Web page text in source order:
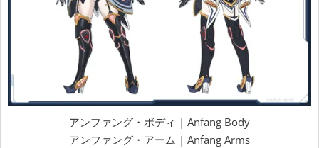
アンファング・ボディ | Anfang Body
アンファング・アーム | Anfang Arms